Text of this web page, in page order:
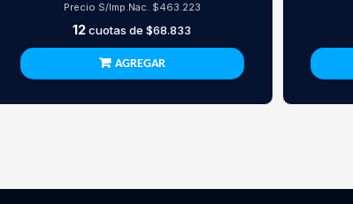
Precio S/Imp.Nac. $463.223
12cuotas de$68.833
AGREGAR